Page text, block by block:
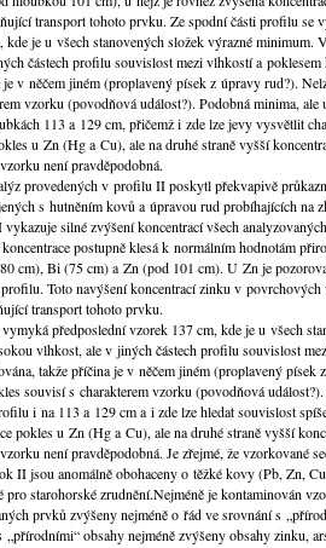
transport tohoto prvku. Ze spodní části profilu se
je u všech stanovených složek výrazné minimum.
částech profilu souvislost mezi vlhkostí a poklesem
v něčem jiném (proplavený písek z úpravy rud?).
vzorku (povodňová událost?). Podobná minima, ale
113 a 129 cm, přičemž i zde lze jevy vysvětlit
u Zn (Hg a Cu), ale na druhé straně vyšší
není pravděpodobná.
provedených v profilu II poskytl překvapivě
s hutněním kovů a úpravou rud probíhajících na
silné zvýšení koncentrací všech
postupně klesá k normálním hodnotám
cm), Bi (75 cm) a Zn (pod 101 cm). U Zn je
Toto navýšení koncentrací zinku v
transport tohoto prvku.
předposlední vzorek 137 cm, kde je u všech
vlhkost, ale v jiných částech profilu souvislost
takže příčina je v něčem jiném (proplavený písek
souvisí s charakterem vzorku (povodňová
i na 113 a 129 cm a i zde lze hledat souvislost
pokles u Zn (Hg a Cu), ale na druhé straně vyšší
není pravděpodobná. Je zřejmé, že vzorkované
II jsou anomálně obohaceny o těžké kovy (Pb, Zn,
pro starohorské zrudnění.Nejméně je kontaminován
prvků zvýšeny nejméně o řád ve srovnání s
obsahy nejméně zvýšeny obsahy zinku,